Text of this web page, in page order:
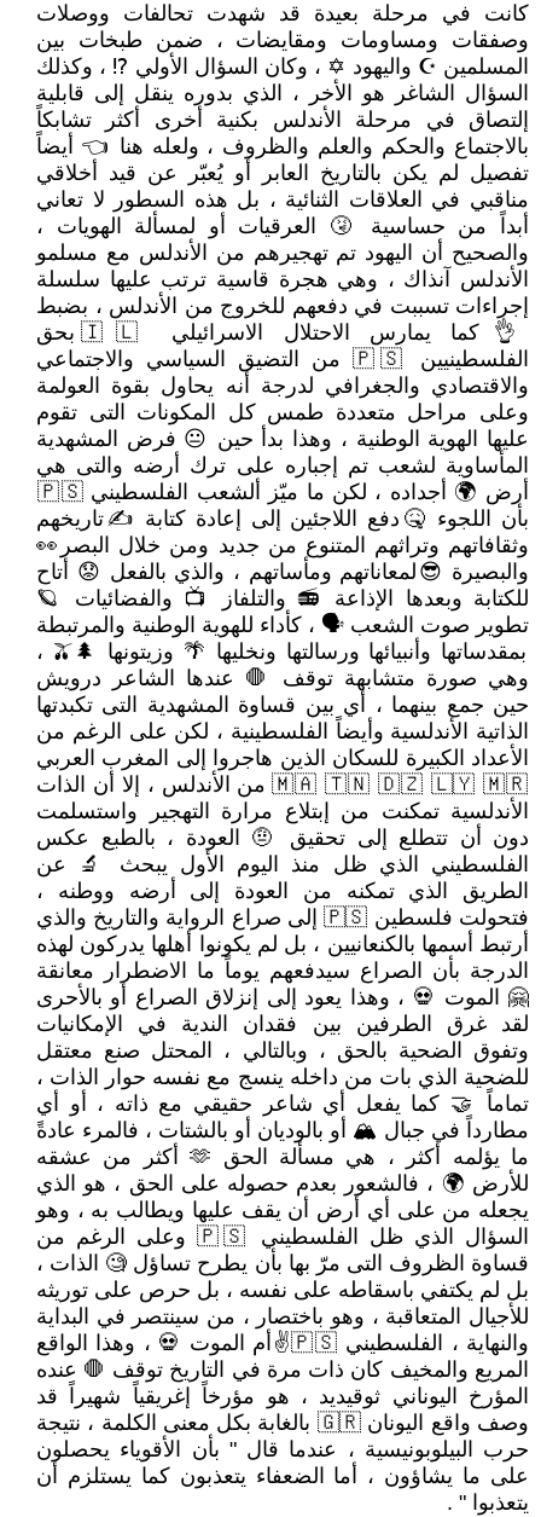
كانت في مرحلة بعيدة قد شهدت تحالفات ووصلات
وصفقات ومساومات ومقايضات ، ضمن طبخات بين
المسلمين ☪ واليهود ✡ ، وكان السؤال الأولي ⁉ ، وكذلك
السؤال الشاغر هو الأخر ، الذي بدوره ينقل إلى قابلية
إلتصاق في مرحلة الأندلس بكنية أخرى أكثر تشابكاً
بالاجتماع والحكم والعلم والظروف ، ولعله هنا 👈 أيضاً
تفصيل لم يكن بالتاريخ العابر أو يُعبّر عن قيد أخلاقي
مناقبي في العلاقات الثنائية ، بل هذه السطور لا تعاني
أبداً من حساسية 🤧 العرقيات أو لمسألة الهويات ،
والصحيح أن اليهود تم تهجيرهم من الأندلس مع مسلمو
الأندلس آنذاك ، وهي هجرة قاسية ترتب عليها سلسلة
إجراءات تسببت في دفعهم للخروج من الأندلس ، بضبط
👌كما يمارس الاحتلال الاسرائيلي 🇮🇱 بحق
الفلسطينيين 🇵🇸 من التضيق السياسي والاجتماعي
والاقتصادي والجغرافي لدرجة أنه يحاول بقوة العولمة
وعلى مراحل متعددة طمس كل المكونات التى تقوم
عليها الهوية الوطنية ، وهذا بدأ حين 😐 فرض المشهدية
المأساوية لشعب تم إجباره على ترك أرضه والتى هي
أرض 🌍 أجداده ، لكن ما ميّز ألشعب الفلسطيني 🇵🇸
بأن اللجوء 🤒دفع اللاجئين إلى إعادة كتابة ✍تاريخهم
وثقافاتهم وتراثهم المتنوع من جديد ومن خلال البصر👀
والبصيرة 😎لمعاناتهم ومأساتهم ، والذي بالفعل 😟 أتاح
للكتابة وبعدها الإذاعة 📻 والتلفاز 📺 والفضائيات 🪐
تطوير صوت الشعب 🗣 ، كأداء للهوية الوطنية والمرتبطة
بمقدساتها وأنبيائها ورسالتها ونخليها 🌴 وزيتونها 🌲🫒 ،
وهي صورة متشابهة توقف 🛑 عندها الشاعر درويش
حين جمع بينهما ، أي بين قساوة المشهدية التى تكبدتها
الذاتية الأندلسية وأيضاً الفلسطينية ، لكن على الرغم من
الأعداد الكبيرة للسكان الذين هاجروا إلى المغرب العربي
🇲🇦 🇹🇳 🇩🇿 🇱🇾 🇲🇷 من الأندلس ، إلا أن الذات
الأندلسية تمكنت من إبتلاع مرارة التهجير واستسلمت
دون أن تتطلع إلى تحقيق 🤨 العودة ، بالطبع عكس
الفلسطيني الذي ظل منذ اليوم الأول يبحث 🔬 عن
الطريق الذي تمكنه من العودة إلى أرضه ووطنه ،
فتحولت فلسطين 🇵🇸 إلى صراع الرواية والتاريخ والذي
أرتبط أسمها بالكنعانيين ، بل لم يكونوا أهلها يدركون لهذه
الدرجة بأن الصراع سيدفعهم يوماً ما الاضطرار معانقة
🤗 الموت 💀 ، وهذا يعود إلى إنزلاق الصراع أو بالأحرى
لقد غرق الطرفين بين فقدان الندية في الإمكانيات
وتفوق الضحية بالحق ، وبالتالي ، المحتل صنع معتقل
للضحية الذي بات من داخله ينسج مع نفسه حوار الذات ،
تماماً 🤝 كما يفعل أي شاعر حقيقي مع ذاته ، أو أي
مطارداً في جبال 🏔 أو بالوديان أو بالشتات ، فالمرء عادةً
ما يؤلمه أكثر ، هي مسألة الحق 🫶 أكثر من عشقه
للأرض 🌍 ، فالشعور بعدم حصوله على الحق ، هو الذي
يجعله من على أي أرض أن يقف عليها ويطالب به ، وهو
السؤال الذي ظل الفلسطيني 🇵🇸 وعلى الرغم من
قساوة الظروف التى مرّ بها بأن يطرح تساؤل 🧐 الذات ،
بل لم يكتفي باسقاطه على نفسه ، بل حرص على توريثه
للأجيال المتعاقبة ، وهو باختصار ، من سينتصر في البداية
والنهاية ، الفلسطيني 🇵🇸✌أم الموت 💀 ، وهذا الواقع
المريع والمخيف كان ذات مرة في التاريخ توقف 🛑 عنده
المؤرخ اليوناني ثوقيديد ، هو مؤرخاً إغريقياً شهيراً قد
وصف واقع اليونان 🇬🇷 بالغابة بكل معنى الكلمة ، نتيجة
حرب البيلوبونيسية ، عندما قال " بأن الأقوياء يحصلون
على ما يشاؤون ، أما الضعفاء يتعذبون كما يستلزم أن
يتعذبوا " .